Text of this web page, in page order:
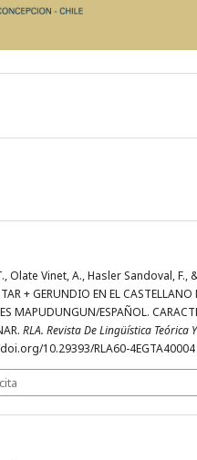
Olate Vinet, A., Hasler Sandoval, F.,
+ GERUNDIO EN EL CASTELLANO
MAPUDUNGUN/ESPAÑOL.
RLA. Revista De Lingüística Teórica
10.29393/RLA60-4EGTA40004